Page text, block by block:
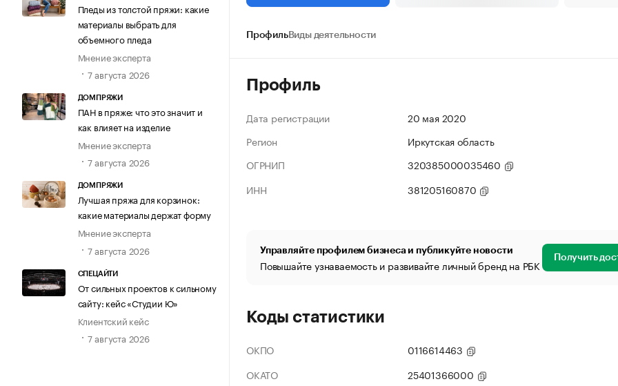
Пледы из толстой пряжи: какие
материалы выбрать для
объемного пледа
Мнение эксперта
7 августа 2026
ДОМПРЯЖИ
ПАН в пряже: что это значит и
как влияет на изделие
Мнение эксперта
7 августа 2026
ДОМПРЯЖИ
Лучшая пряжа для корзинок:
какие материалы держат форму
Мнение эксперта
7 августа 2026
СПЕЦАЙТИ
От сильных проектов к сильному
сайту: кейс «Студии Ю»
Клиентский кейс
7 августа 2026
ПрофильВиды деятельности
Профиль
Дата регистрации
20 мая 2020
Регион
Иркутская область
ОГРНИП
320385000035460
ИНН
381205160870
Управляйте профилем бизнеса и публикуйте новости
Повышайте узнаваемость и развивайте личный бренд на РБК Получить
Коды статистики
ОКПО
0116614463
ОКАТО
25401366000